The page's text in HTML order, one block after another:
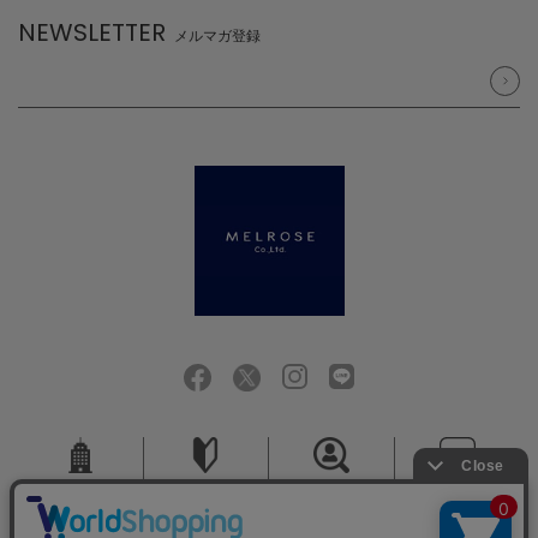
NEWSLETTER メルマガ登録
会社概要 お問い合せ